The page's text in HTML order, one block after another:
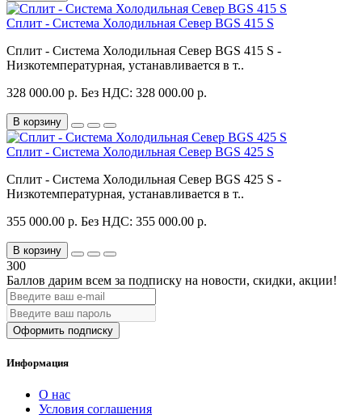
Сплит - Система Холодильная Север BGS 415 S
Сплит - Система Холодильная Север BGS 415 S -
Низкотемпературная, устанавливается в т..
328 000.00 р. Без НДС: 328 000.00 р.
В корзину
Сплит - Система Холодильная Север BGS 425 S
Сплит - Система Холодильная Север BGS 425 S -
Низкотемпературная, устанавливается в т..
355 000.00 р. Без НДС: 355 000.00 р.
В корзину
300
Баллов дарим всем за подписку на новости, скидки, акции!
Оформить подписку
Информация
О нас
Условия соглашения